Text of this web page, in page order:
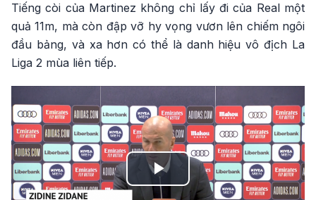
Tiếng còi của Martinez không chỉ lấy đi của Real một
quả 11m, mà còn đập vỡ hy vọng vươn lên chiếm ngôi
đầu bảng, và xa hơn có thể là danh hiệu vô địch La
Liga 2 mùa liên tiếp.
Play